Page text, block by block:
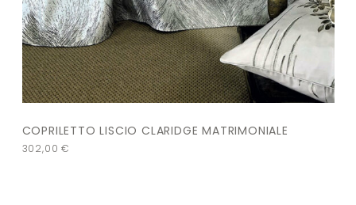
COPRILETTO LISCIO CLARIDGE MATRIMONIALE
302,00€